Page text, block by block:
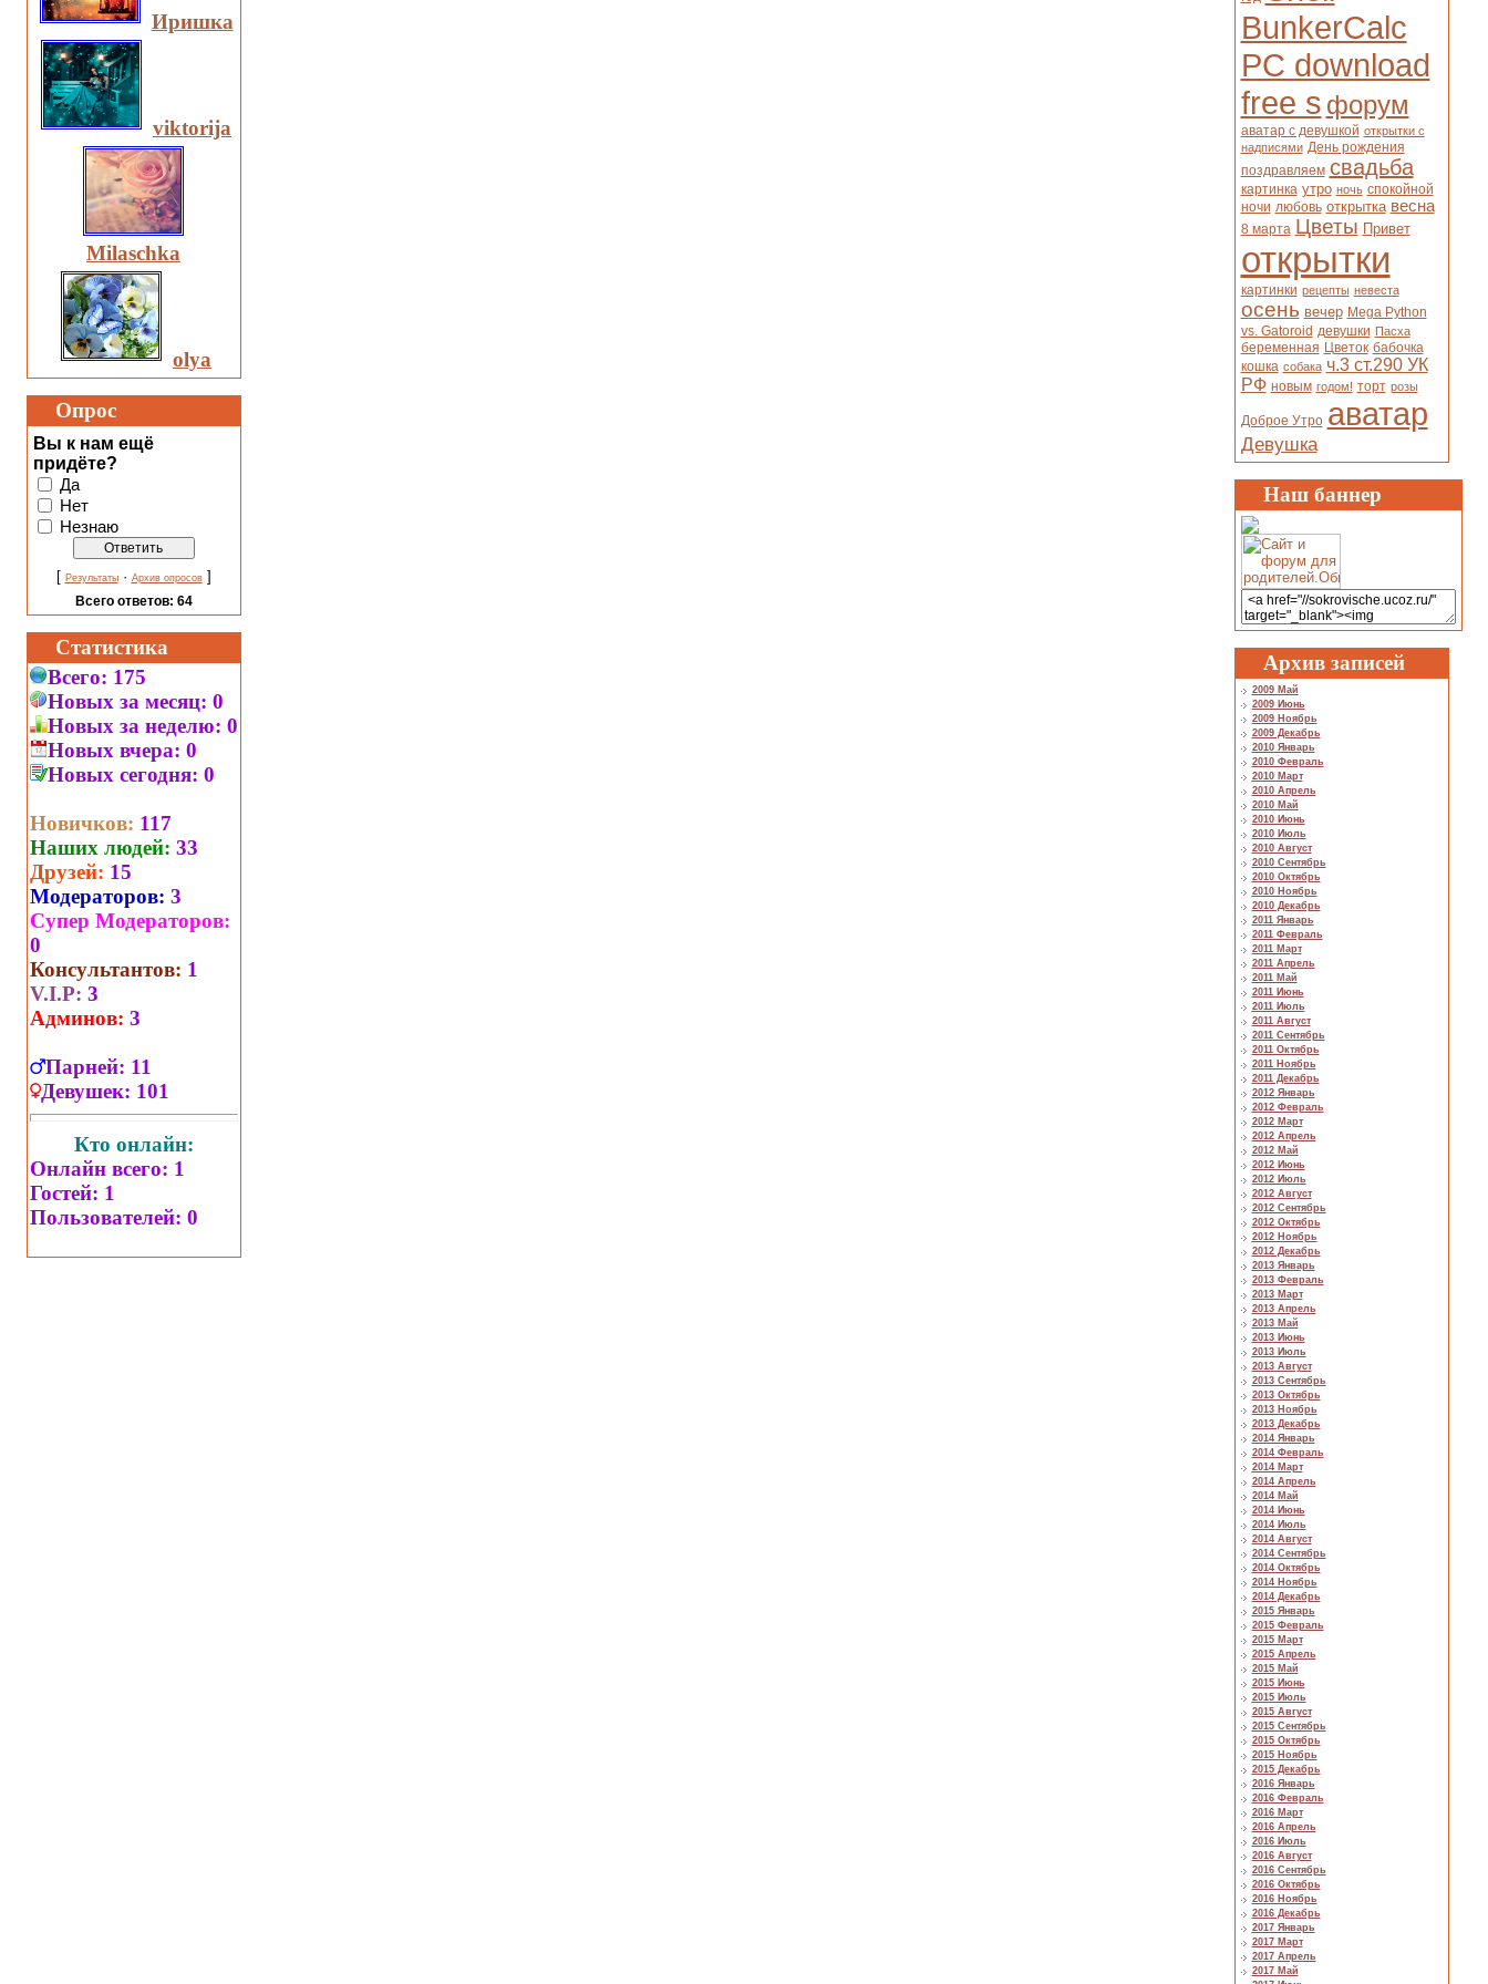
Иришка
viktorija
Milaschka
olya
Опрос
Вы к нам ещё
придёте?
Да
Нет
Незнаю
[ Результаты· Архив опросов]
Всего ответов: 64
Статистика
Всего: 175
Новых за месяц: 0
Новых за неделю: 0
Новых вчера: 0
Новых сегодня: 0
Новичков: 117
Наших людей: 33
Друзей: 15
Модераторов: 3
Супер Модераторов:
0
Консультантов: 1
V.I.P: 3
Админов: 3
Парней: 11
Девушек: 101
Кто онлайн:
Онлайн всего: 1
Гостей: 1
Пользователей: 0
BunkerCalc
PC download
free s форум
аватар с девушкой открытки с
надписями День рождения
поздравляем свадьба
картинка утро ночь спокойной
ночи любовь открытка весна
8 марта Цветы Привет
открытки
картинки рецепты невеста
осень вечер Mega Python
vs. Gatoroid девушки Пасха
беременная Цветок бабочка
кошка собака ч.3 ст.290 УК
РФ новым годом! торт розы
Доброе Утро аватар
Девушка
Наш баннер
Архив записей
2009 Май
2009 Июнь
2009 Ноябрь
2009 Декабрь
2010 Январь
2010 Февраль
2010 Март
2010 Апрель
2010 Май
2010 Июнь
2010 Июль
2010 Август
2010 Сентябрь
2010 Октябрь
2010 Ноябрь
2010 Декабрь
2011 Январь
2011 Февраль
2011 Март
2011 Апрель
2011 Май
2011 Июнь
2011 Июль
2011 Август
2011 Сентябрь
2011 Октябрь
2011 Ноябрь
2011 Декабрь
2012 Январь
2012 Февраль
2012 Март
2012 Апрель
2012 Май
2012 Июнь
2012 Июль
2012 Август
2012 Сентябрь
2012 Октябрь
2012 Ноябрь
2012 Декабрь
2013 Январь
2013 Февраль
2013 Март
2013 Апрель
2013 Май
2013 Июнь
2013 Июль
2013 Август
2013 Сентябрь
2013 Октябрь
2013 Ноябрь
2013 Декабрь
2014 Январь
2014 Февраль
2014 Март
2014 Апрель
2014 Май
2014 Июнь
2014 Июль
2014 Август
2014 Сентябрь
2014 Октябрь
2014 Ноябрь
2014 Декабрь
2015 Январь
2015 Февраль
2015 Март
2015 Апрель
2015 Май
2015 Июнь
2015 Июль
2015 Август
2015 Сентябрь
2015 Октябрь
2015 Ноябрь
2015 Декабрь
2016 Январь
2016 Февраль
2016 Март
2016 Апрель
2016 Июль
2016 Август
2016 Сентябрь
2016 Октябрь
2016 Ноябрь
2016 Декабрь
2017 Январь
2017 Март
2017 Апрель
2017 Май